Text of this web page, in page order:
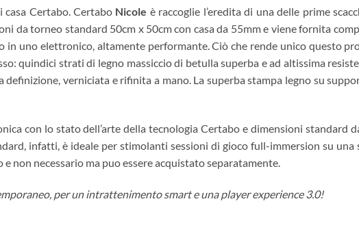
Certabo. Certabo Nicole è raccoglie l’eredita di una delle prime
da torneo standard 50cm x 50cm con casa da 55mm e viene fornita
uno elettronico, altamente performante. Ciò che rende unico questo
quindici strati di legno massiccio di betulla superba e ad altissima
verniciata e rifinita a mano. La superba stampa legno su
con lo stato dell’arte della tecnologia Certabo e dimensioni standard
infatti, è ideale per stimolanti sessioni di gioco full-immersion su una
non necessario ma puo essere acquistato separatamente.
per un intrattenimento smart e una player experience 3.0!